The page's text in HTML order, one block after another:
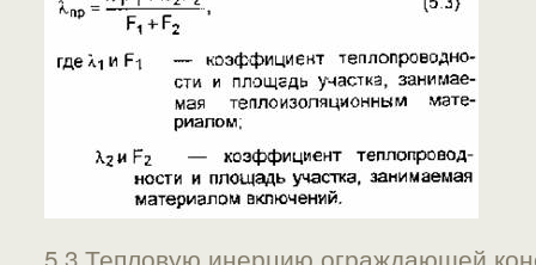
5.3 Тепловую инерцию ограждающей